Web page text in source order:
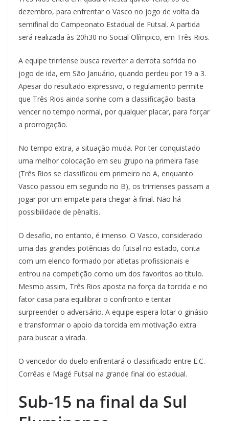
dezembro, para enfrentar o Vasco no jogo de volta da
semifinal do Campeonato Estadual de Futsal. A partida
será realizada às 20h30 no Social Olímpico, em Três Rios.
A equipe trirriense busca reverter a derrota sofrida no
jogo de ida, em São Januário, quando perdeu por 19 a 3.
Apesar do resultado expressivo, o regulamento permite
que Três Rios ainda sonhe com a classificação: basta
vencer no tempo normal, por qualquer placar, para forçar
a prorrogação.
No tempo extra, a situação muda. Por ter conquistado
uma melhor colocação em seu grupo na primeira fase
(Três Rios se classificou em primeiro no A, enquanto
Vasco passou em segundo no B), os trirrienses passam a
jogar por um empate para chegar à final. Não há
possibilidade de pênaltis.
O desafio, no entanto, é imenso. O Vasco, considerado
uma das grandes potências do futsal no estado, conta
com um elenco formado por atletas profissionais e
entrou na competição como um dos favoritos ao título.
Mesmo assim, Três Rios aposta na força da torcida e no
fator casa para equilibrar o confronto e tentar
surpreender o adversário. A equipe espera lotar o ginásio
e transformar o apoio da torcida em motivação extra
para buscar a virada.
O vencedor do duelo enfrentará o classificado entre E.C.
Corrêas e Magé Futsal na grande final do estadual.
Sub-15 na final da Sul